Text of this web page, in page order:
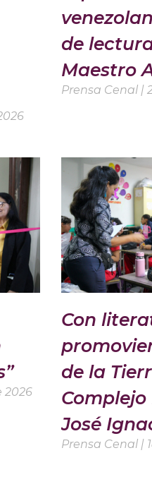
de
Maestro
Prensa Cenal
2026
Con
de la
José
Prensa Cenal